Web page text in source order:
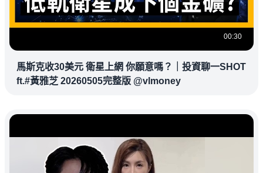
00:30
馬斯克收30美元 衛星上網 你願意嗎？｜投資聊一SHOT
ft.#黃雅芝 20260505完整版 @vlmoney